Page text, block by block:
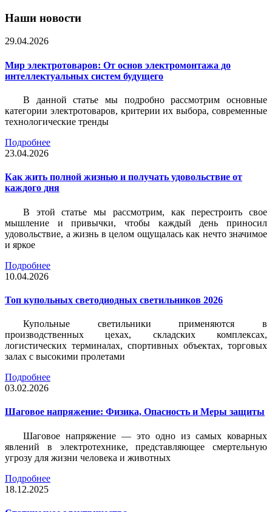
Наши новости
29.04.2026
Мир электротоваров: От основ электромонтажа до
интеллектуальных систем будущего
В данной статье мы подробно рассмотрим основные
категории электротоваров, критерии их выбора, современные
технологические тренды
Подробнее
23.04.2026
Как жить полной жизнью и получать удовольствие от
каждого дня
В этой статье мы рассмотрим, как перестроить свое
мышление и привычки, чтобы каждый день приносил
удовольствие, а жизнь в целом ощущалась как нечто значимое
и яркое
Подробнее
10.04.2026
Топ купольных светодиодных светильников 2026
Купольные светильники применяются в
производственных цехах, складских комплексах,
логистических терминалах, спортивных объектах, торговых
залах с высокими пролетами
Подробнее
03.02.2026
Шаговое напряжение: Физика, Опасность и Меры защиты
Шаговое напряжение — это одно из самых коварных
явлений в электротехнике, представляющее смертельную
угрозу для жизни человека и животных
Подробнее
18.12.2025